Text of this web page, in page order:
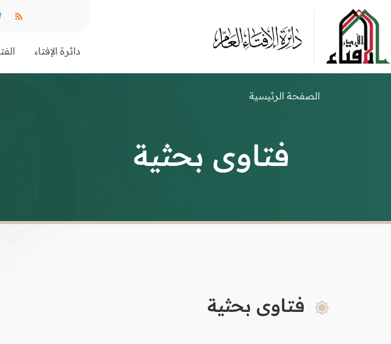
دائرة الإفتاء
الصفحة الرئيسية
فتاوى بحثية
فتاوى بحثية